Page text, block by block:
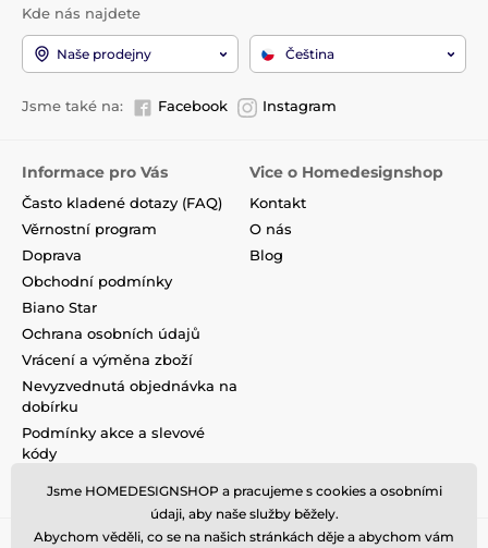
Kde nás najdete
Naše prodejny Čeština
Jsme také na: Facebook Instagram
Informace pro Vás
Často kladené dotazy (FAQ)
Věrnostní program
Doprava
Obchodní podmínky
Biano Star
Ochrana osobních údajů
Vrácení a výměna zboží
Nevyzvednutá objednávka na
dobírku
Podmínky akce a slevové
kódy
Vice o Homedesignshop
Kontakt
O nás
Blog
Jsme HOMEDESIGNSHOP a pracujeme s cookies a osobními
údaji, aby naše služby běžely.
Abychom věděli, co se na našich stránkách děje a abychom vám